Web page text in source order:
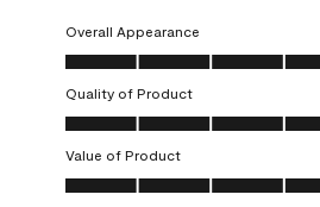
Overall Appearance
Overall Appearance, 5.0 out of 5
Quality of Product
Quality of Product, 5.0 out of 5
Value of Product
Value of Product, 5.0 out of 5